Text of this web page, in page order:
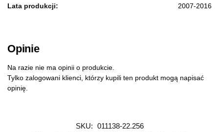
Lata produkcji: 2007-2016
Opinie
Na razie nie ma opinii o produkcie.
Tylko zalogowani klienci, którzy kupili ten produkt mogą napisać
opinię.
SKU: 011138-22.256